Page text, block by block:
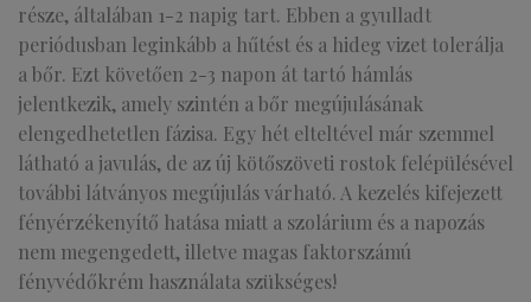
része, általában 1-2 napig tart. Ebben a gyulladt
periódusban leginkább a hűtést és a hideg vizet tolerálja
a bőr. Ezt követően 2-3 napon át tartó hámlás
jelentkezik, amely szintén a bőr megújulásának
elengedhetetlen fázisa. Egy hét elteltével már szemmel
látható a javulás, de az új kötőszöveti rostok felépülésével
további látványos megújulás várható. A kezelés kifejezett
fényérzékenyítő hatása miatt a szolárium és a napozás
nem megengedett, illetve magas faktorszámú
fényvédőkrém használata szükséges!